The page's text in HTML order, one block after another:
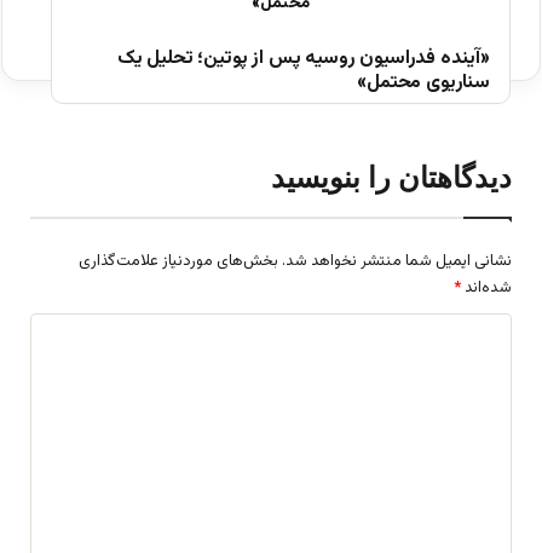
«آینده فدراسیون روسیه پس از پوتین؛ تحلیل یک
سناریوی محتمل»
دیدگاهتان را بنویسید
نشانی ایمیل شما منتشر نخواهد شد. بخش‌های موردنیاز علامت‌گذاری
شده‌اند *